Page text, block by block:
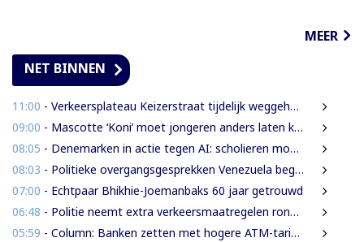
MEER
NET BINNEN
11:00 - Verkeersplateau Keizerstraat tijdelijk weggehaald vanwege chaos rond Domineestraat
09:00 - Mascotte ‘Koni’ moet jongeren anders laten kijken naar Surinaamse houtsector
08:05 - Denemarken in actie tegen AI: scholieren moeten extra mondelinge examens doen
08:03 - Politieke overgangsgesprekken Venezuela beginnen zonder Machado
07:00 - Echtpaar Bhikhie-Joemanbaks 60 jaar getrouwd
06:48 - Politie neemt extra verkeersmaatregelen rond afgesloten Domineestraat
05:59 - Column: Banken zetten met hogere ATM-tarieven digitale economie op achterstand